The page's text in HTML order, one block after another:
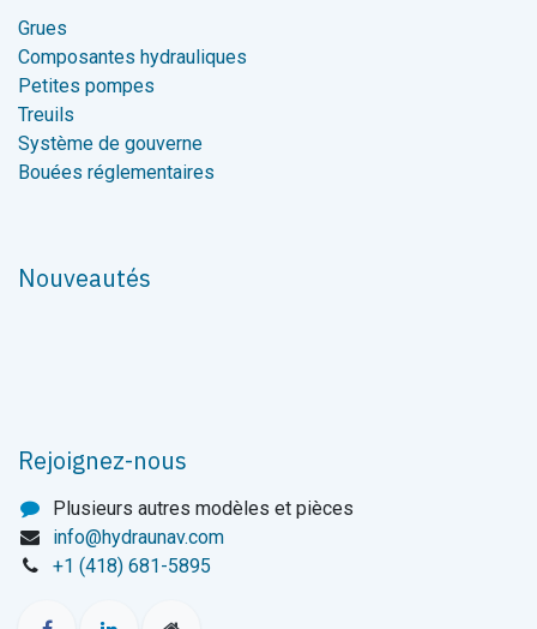
Grues
Composantes hydrauliques
Petites pompes
Treuils
Système de gouverne
Bouées réglementaires
Nouveautés
Rejoignez-nous
Plusieurs autres modèles et pièces
info@hydraunav.com
+1 (418) 681-5895